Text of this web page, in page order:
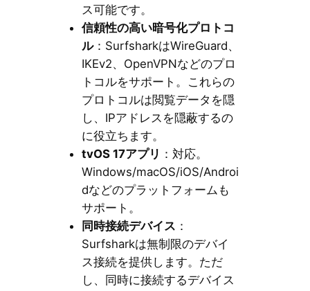
ス可能です。
信頼性の高い暗号化プロトコ
ル：SurfsharkはWireGuard、
IKEv2、OpenVPNなどのプロ
トコルをサポート。これらの
プロトコルは閲覧データを隠
し、IPアドレスを隠蔽するの
に役立ちます。
tvOS 17アプリ ：対応。
Windows/macOS/iOS/Androi
dなどのプラットフォームも
サポート。
同時接続デバイス ：
Surfsharkは無制限のデバイ
ス接続を提供します。ただ
し、同時に接続するデバイス